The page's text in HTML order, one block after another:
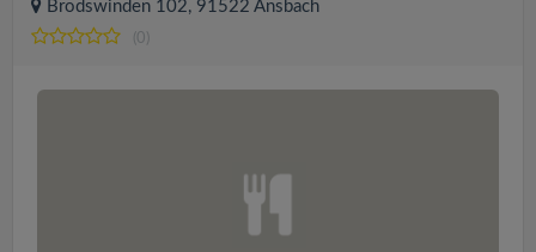
Brodswinden 102, 91522 Ansbach
(0)